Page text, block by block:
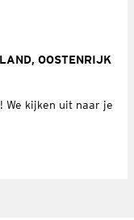
OOSTENRIJK
We kijken uit naar je